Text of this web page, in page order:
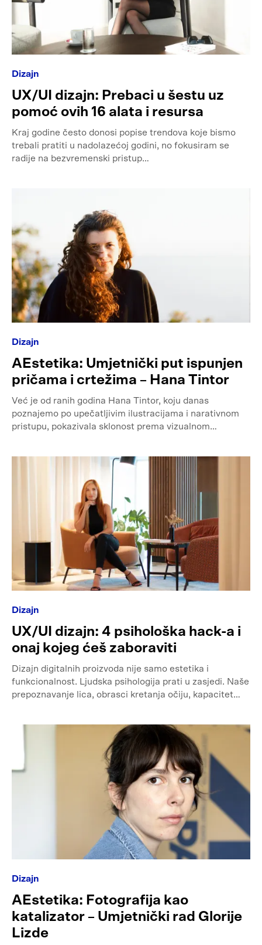
Dizajn
UX/UI dizajn: Prebaci u šestu uz
pomoć ovih 16 alata i resursa
Kraj godine često donosi popise trendova koje bismo
trebali pratiti u nadolazećoj godini, no fokusiram se
radije na bezvremenski pristup…
Dizajn
AEstetika: Umjetnički put ispunjen
pričama i crtežima – Hana Tintor
Već je od ranih godina Hana Tintor, koju danas
poznajemo po upečatljivim ilustracijama i narativnom
pristupu, pokazivala sklonost prema vizualnom…
Dizajn
UX/UI dizajn: 4 psihološka hack-a i
onaj kojeg ćeš zaboraviti
Dizajn digitalnih proizvoda nije samo estetika i
funkcionalnost. Ljudska psihologija prati u zasjedi. Naše
prepoznavanje lica, obrasci kretanja očiju, kapacitet…
Dizajn
AEstetika: Fotografija kao
katalizator – Umjetnički rad Glorije
Lizde